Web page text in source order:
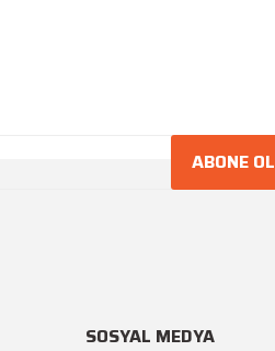
ABONE OL
SOSYAL MEDYA